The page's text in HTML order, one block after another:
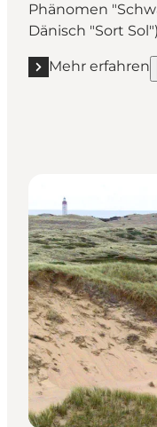
Phänomen
Dänisch "Sort Sol")
Mehr erfahren
Mehr erfahren